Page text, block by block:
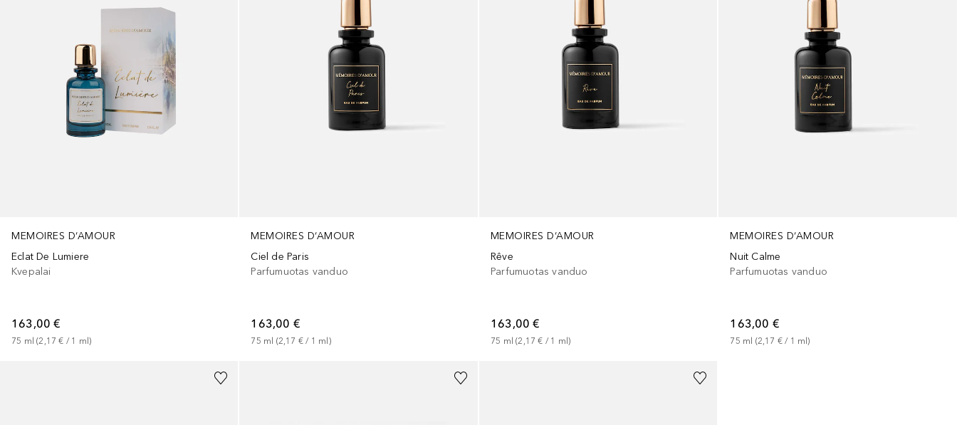
MEMOIRES D‘AMOUR
Eclat De Lumiere
Kvepalai
163,00 €
75 ml (2,17 € / 1 ml)
MEMOIRES D‘AMOUR
Ciel de Paris
Parfumuotas vanduo
163,00 €
75 ml (2,17 € / 1 ml )
MEMOIRES D‘AMOUR
Rêve
Parfumuotas vanduo
163,00 €
75 ml (2,17 € / 1 ml )
MEMOIRES D‘AMOUR
Nuit Calme
Parfumuotas vanduo
163,00 €
75 ml (2,17 € / 1 ml)